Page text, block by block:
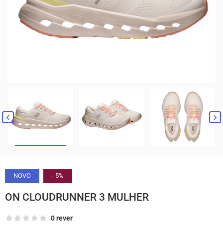
 
NOVO - 5%
ON CLOUDRUNNER 3 MULHER
0 rever